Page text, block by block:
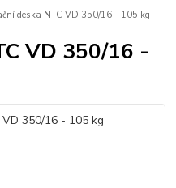
deska NTC VD 350/16 - 105 kg
VD 350/16 -